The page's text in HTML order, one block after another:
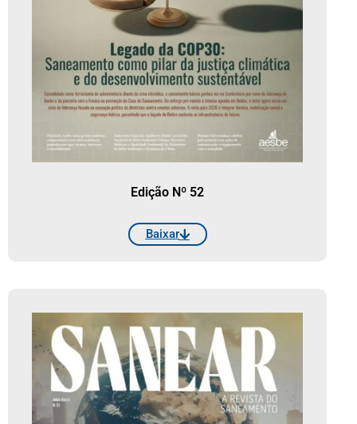
Edição Nº 52
Baixar